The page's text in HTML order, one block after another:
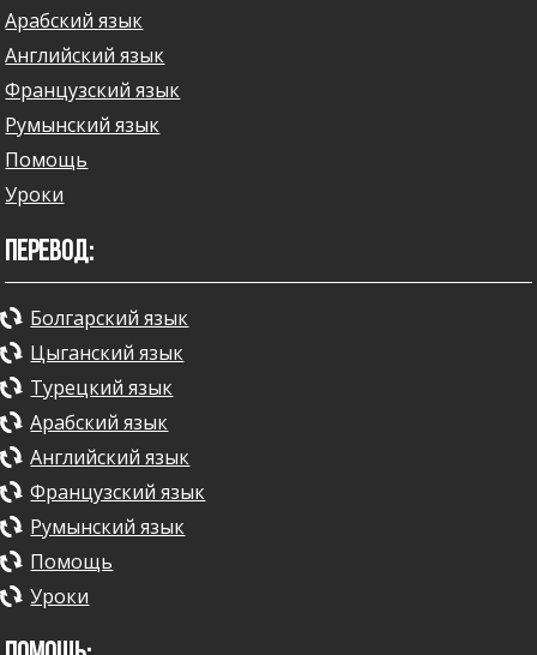
Арабский язык
Английский язык
Французский язык
Румынский язык
Помощь
Уроки
ПЕРЕВОД:
Болгарский язык
Цыганский язык
Турецкий язык
Арабский язык
Английский язык
Французский язык
Румынский язык
Помощь
Уроки